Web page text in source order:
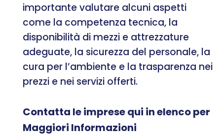
importante valutare alcuni aspetti
come la competenza tecnica, la
disponibilità di mezzi e attrezzature
adeguate, la sicurezza del personale, la
cura per l’ambiente e la trasparenza nei
prezzi e nei servizi offerti.
Contatta le imprese qui in elenco per
Maggiori Informazioni